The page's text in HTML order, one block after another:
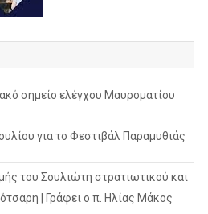
σημείο ελέγχου Μαυροματίου
για το Φεστιβάλ Παραμυθιάς
του Σουλιώτη στρατιωτικού και
| Γράφει ο π. Ηλίας Μάκος